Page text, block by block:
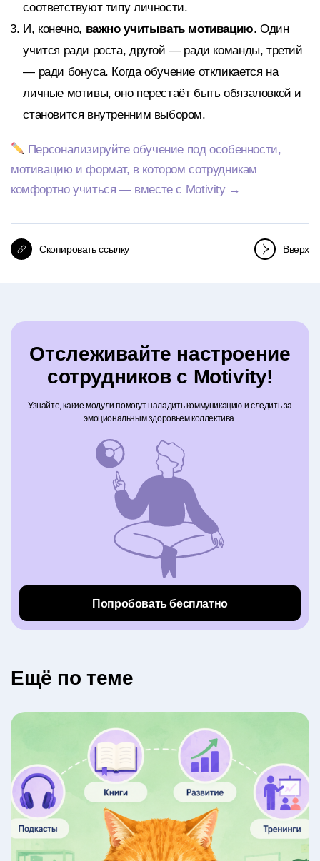
соответствуют типу личности.
И, конечно, важно учитывать мотивацию. Один
учится ради роста, другой — ради команды, третий
— ради бонуса. Когда обучение откликается на
личные мотивы, оно перестаёт быть обязаловкой и
становится внутренним выбором.
Персонализируйте обучение под особенности,
мотивацию и формат, в котором сотрудникам
комфортно учиться — вместе с Motivity →
Скопировать ссылку Вверх
Отслеживайте настроение
сотрудников с Motivity!
Узнайте, какие модули помогут наладить коммуникацию и следить за
эмоциональным здоровьем коллектива.
Попробовать бесплатно
Eщё по теме